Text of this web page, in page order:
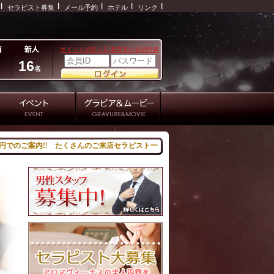
リンク
ホテル
メール予約
セラピスト募集
16名
のご来店セラピスト一同心よりお待ちしております。